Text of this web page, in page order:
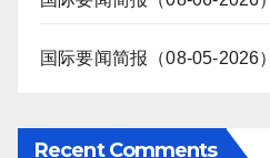
国际要闻简报（08-05-2026）
Recent Comments